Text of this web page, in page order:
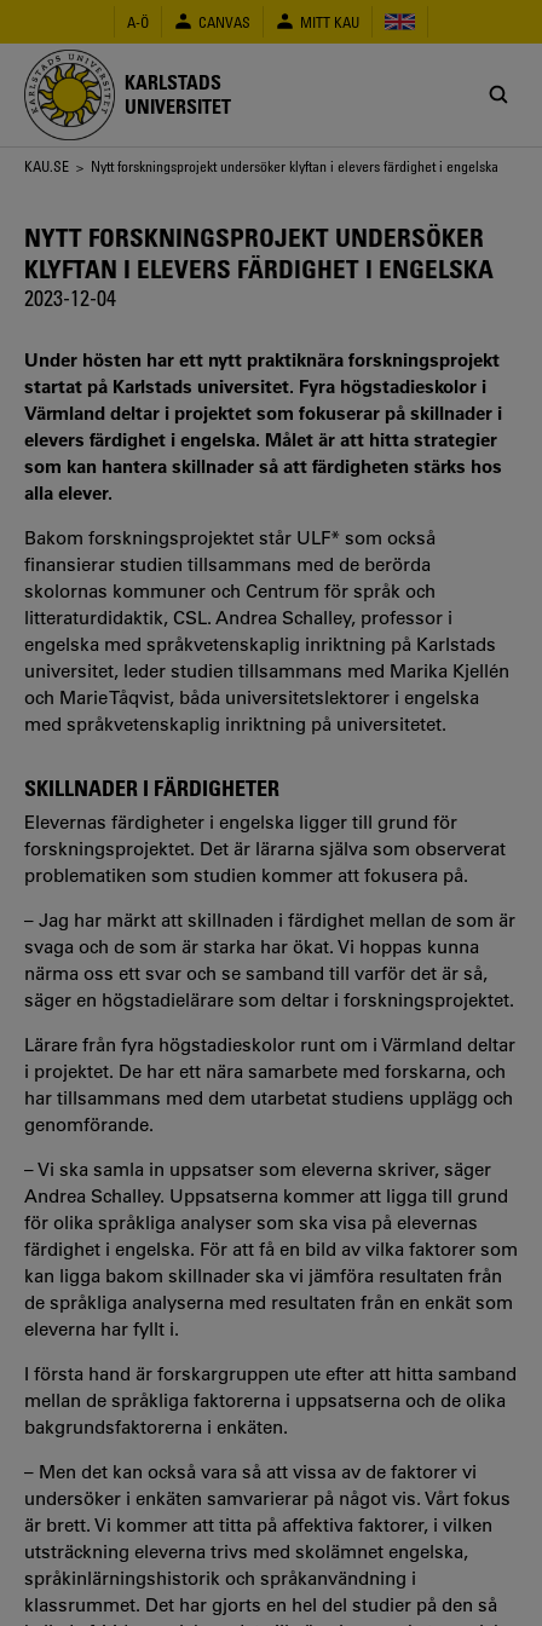
huvudinnehåll
A-Ö CANVAS MITT KAU
KARLSTADS
UNIVERSITET
Länkstig
KAU.SE > Nytt forskningsprojekt undersöker klyftan i elevers färdighet i engelska
NYTT FORSKNINGSPROJEKT UNDERSÖKER
KLYFTAN I ELEVERS FÄRDIGHET I ENGELSKA
2023-12-04
Under hösten har ett nytt praktiknära forskningsprojekt
startat på Karlstads universitet. Fyra högstadieskolor i
Värmland deltar i projektet som fokuserar på skillnader i
elevers färdighet i engelska. Målet är att hitta strategier
som kan hantera skillnader så att färdigheten stärks hos
alla elever.
Bakom forskningsprojektet står ULF* som också
finansierar studien tillsammans med de berörda
skolornas kommuner och Centrum för språk och
litteraturdidaktik, CSL. Andrea Schalley, professor i
engelska med språkvetenskaplig inriktning på Karlstads
universitet, leder studien tillsammans med Marika Kjellén
och Marie Tåqvist, båda universitetslektorer i engelska
med språkvetenskaplig inriktning på universitetet.
SKILLNADER I FÄRDIGHETER
Elevernas färdigheter i engelska ligger till grund för
forskningsprojektet. Det är lärarna själva som observerat
problematiken som studien kommer att fokusera på.
– Jag har märkt att skillnaden i färdighet mellan de som är
svaga och de som är starka har ökat. Vi hoppas kunna
närma oss ett svar och se samband till varför det är så,
säger en högstadielärare som deltar i forskningsprojektet.
Lärare från fyra högstadieskolor runt om i Värmland deltar
i projektet. De har ett nära samarbete med forskarna, och
har tillsammans med dem utarbetat studiens upplägg och
genomförande.
– Vi ska samla in uppsatser som eleverna skriver, säger
Andrea Schalley. Uppsatserna kommer att ligga till grund
för olika språkliga analyser som ska visa på elevernas
färdighet i engelska. För att få en bild av vilka faktorer som
kan ligga bakom skillnader ska vi jämföra resultaten från
de språkliga analyserna med resultaten från en enkät som
eleverna har fyllt i.
I första hand är forskargruppen ute efter att hitta samband
mellan de språkliga faktorerna i uppsatserna och de olika
bakgrundsfaktorerna i enkäten.
– Men det kan också vara så att vissa av de faktorer vi
undersöker i enkäten samvarierar på något vis. Vårt fokus
är brett. Vi kommer att titta på affektiva faktorer, i vilken
utsträckning eleverna trivs med skolämnet engelska,
språkinlärningshistorik och språkanvändning i
klassrummet. Det har gjorts en hel del studier på den så